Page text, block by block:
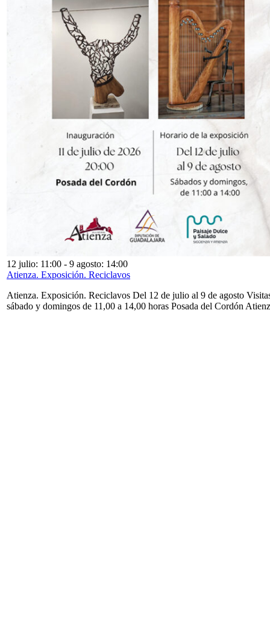
12 julio: 11:00 - 9 agosto: 14:00
Atienza. Exposición. Reciclavos
Atienza. Exposición. Reciclavos Del 12 de julio al 9 de agosto
sábado y domingos de 11,00 a 14,00 horas Posada del Cordón